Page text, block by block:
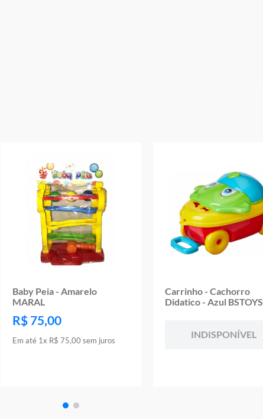
Baby Peia - Amarelo
MARAL
R$ 75,00
Em até 1x R$ 75,00 sem juros
Carrinho - Cachorro
Didatico - Azul BSTOYS
INDISPONÍVEL